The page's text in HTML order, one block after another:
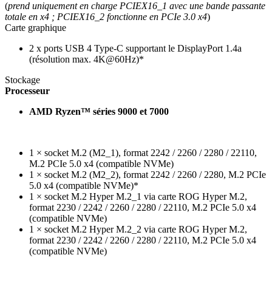
(prend uniquement en charge PCIEX16_1 avec une bande passante
totale en x4 ; PCIEX16_2 fonctionne en PCIe 3.0 x4)
Carte graphique
2 x ports USB 4 Type-C supportant le DisplayPort 1.4a
(résolution max. 4K@60Hz)*
Stockage
Processeur
AMD Ryzen™ séries 9000 et 7000
1 × socket M.2 (M2_1), format 2242 / 2260 / 2280 / 22110,
M.2 PCIe 5.0 x4 (compatible NVMe)
1 × socket M.2 (M2_2), format 2242 / 2260 / 2280, M.2 PCIe
5.0 x4 (compatible NVMe)*
1 × socket M.2 Hyper M.2_1 via carte ROG Hyper M.2,
format 2230 / 2242 / 2260 / 2280 / 22110, M.2 PCIe 5.0 x4
(compatible NVMe)
1 × socket M.2 Hyper M.2_2 via carte ROG Hyper M.2,
format 2230 / 2242 / 2260 / 2280 / 22110, M.2 PCIe 5.0 x4
(compatible NVMe)